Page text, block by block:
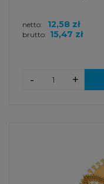
brutto: 15,47 zł
netto: 12,58 zł
+
-